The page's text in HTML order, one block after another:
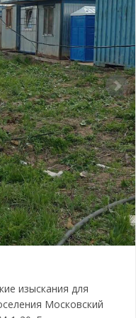
изыскания для
Московский